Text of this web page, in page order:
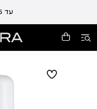
עד 5 ימי אספקה